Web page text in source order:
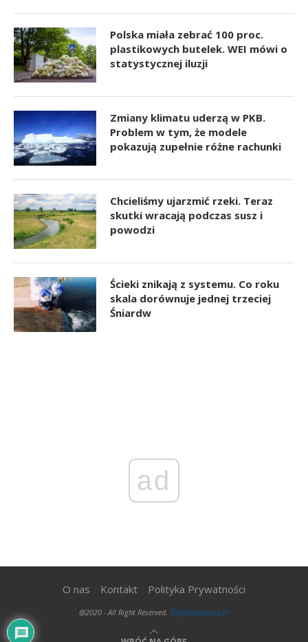
Polska miała zebrać 100 proc.
plastikowych butelek. WEI mówi o
statystycznej iluzji
Zmiany klimatu uderzą w PKB.
Problem w tym, że modele
pokazują zupełnie różne rachunki
Chcieliśmy ujarzmić rzeki. Teraz
skutki wracają podczas susz i
powodzi
Ścieki znikają z systemu. Co roku
skala dorównuje jednej trzeciej
Śniardw
ad
O nas Kontakt Polityka Prywatności
@2020 - All Right Reserved. 300gospodarka.pl